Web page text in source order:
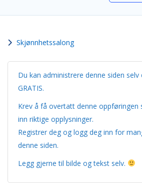
Skjønnhetssalong
Du kan administrere denne siden
GRATIS.
Krev å få overtatt denne oppføringen
inn riktige opplysninger.
Registrer deg og logg deg inn for
denne siden.
Legg gjerne til bilde og tekst selv.